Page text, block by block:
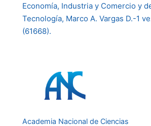
Economía, Industria y Comercio y
Tecnología, Marco A. Vargas D.-1
(61668).
Academia Nacional de Ciencias